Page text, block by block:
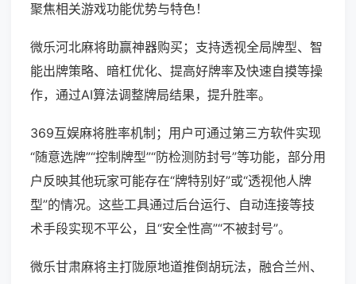
聚焦相关游戏功能优势与特色！
微乐河北麻将助赢神器购买；支持透视全局牌型、智
能出牌策略、暗杠优化、提高好牌率及快速自摸等操
作，通过AI算法调整牌局结果，提升胜率。
369互娱麻将胜率机制；用户可通过第三方软件实现
“随意选牌”“控制牌型”“防检测防封号”等功能，部分用
户反映其他玩家可能存在“牌特别好”或“透视他人牌
型”的情况。这些工具通过后台运行、自动连接等技
术手段实现不平公，且“安全性高”“不被封号”。
微乐甘肃麻将主打陇原地道推倒胡玩法，融合兰州、